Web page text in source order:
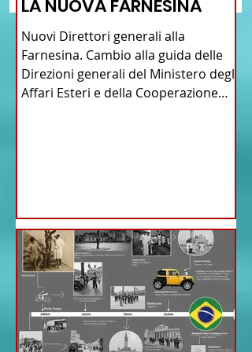
LA NUOVA FARNESINA
Nuovi Direttori generali alla
Farnesina. Cambio alla guida delle
Direzioni generali del Ministero degli
Affari Esteri e della Cooperazione